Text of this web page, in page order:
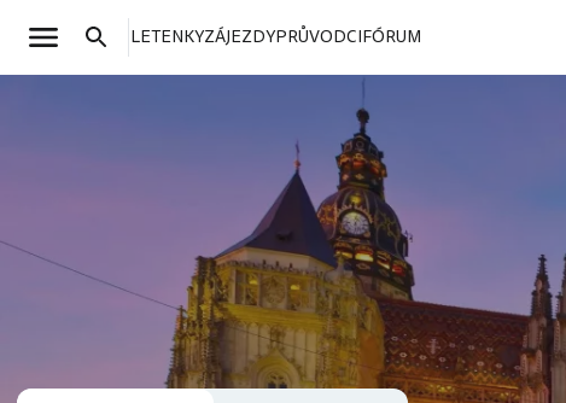
LETENKYZÁJEZDYPRŮVODCIFÓRUM